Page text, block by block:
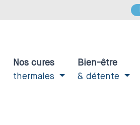
Nos cures
thermales
Bien-être
& détente